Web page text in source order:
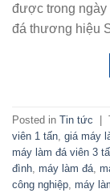
được trong ngày
đá thương hiệu
Posted in Tin tức
viên 1 tấn giá máy
máy làm đá viên 3
đình máy làm đá
công nghiệp máy